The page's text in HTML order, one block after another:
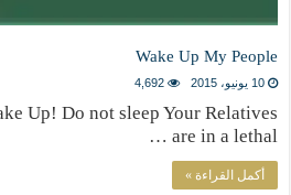
Wake Up My People
10 يونيو، 2015 4,692
Up! Do not sleep Your Relatives
are in a lethal …
أكمل القراءة »